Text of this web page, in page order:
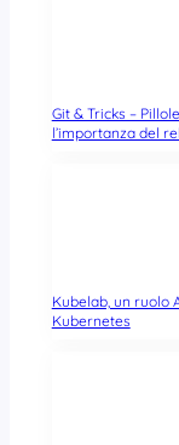
Git & Tricks –
l’importanza del
Kubelab, un ruolo
Kubernetes